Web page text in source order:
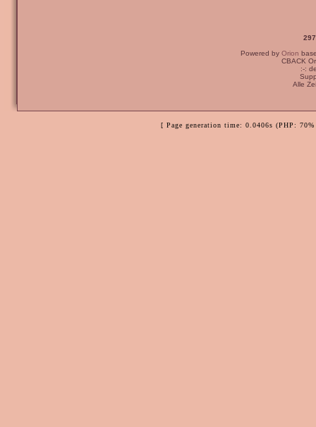
Powered by Orion
CBACK
:-:
Alle
[ Page generation time: 0.0406s (PHP: